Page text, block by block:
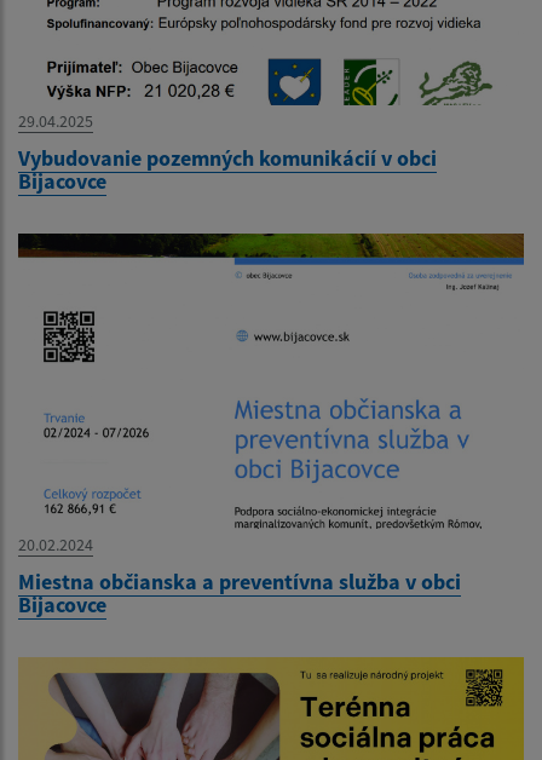
29.04.2025
Vybudovanie pozemných komunikácií v obci
Bijacovce
20.02.2024
Miestna občianska a preventívna služba v obci
Bijacovce